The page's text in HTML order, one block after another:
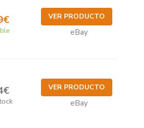
VER PRODUCTO
eBay
VER PRODUCTO
eBay